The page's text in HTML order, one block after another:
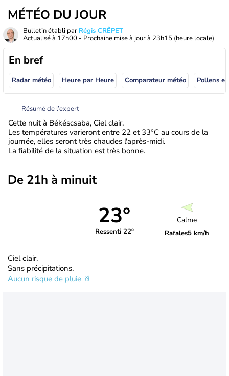
MÉTÉO DU JOUR
Bulletin établi par Régis CRÊPET
Actualisé à 17h00 - Prochaine mise à jour à 23h15 (heure locale)
En bref
Radar météo Heure par Heure Comparateur météo Pollens
Résumé de l’expert
Cette nuit à Békéscsaba, Ciel clair.
Les températures varieront entre 22 et 33°C au cours de la
journée, elles seront très chaudes l'après-midi.
La fiabilité de la situation est très bonne.
De 21h à minuit
23°
Ressenti 22°
Calme
Rafales5 km/h
Ciel clair.
Sans précipitations.
Aucun risque de pluie